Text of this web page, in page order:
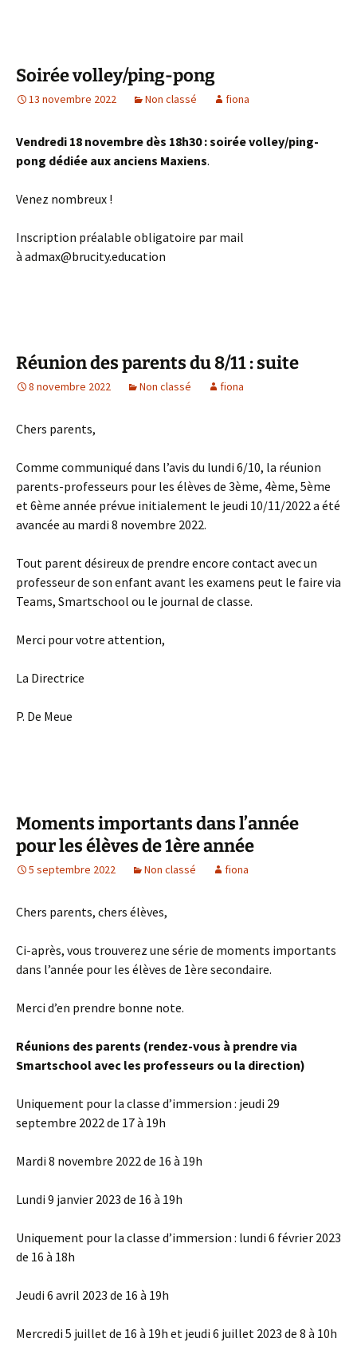
Soirée volley/ping-pong
13 novembre 2022 Non classé fiona
Vendredi 18 novembre dès 18h30 : soirée volley/ping-
pong dédiée aux anciens Maxiens.
Venez nombreux !
Inscription préalable obligatoire par mail
à admax@brucity.education
Réunion des parents du 8/11 : suite
8 novembre 2022 Non classé fiona
Chers parents,
Comme communiqué dans l’avis du lundi 6/10, la réunion
parents-professeurs pour les élèves de 3ème, 4ème, 5ème
et 6ème année prévue initialement le jeudi 10/11/2022 a été
avancée au mardi 8 novembre 2022.
Tout parent désireux de prendre encore contact avec un
professeur de son enfant avant les examens peut le faire via
Teams, Smartschool ou le journal de classe.
Merci pour votre attention,
La Directrice
P. De Meue
Moments importants dans l’année
pour les élèves de 1ère année
5 septembre 2022 Non classé fiona
Chers parents, chers élèves,
Ci-après, vous trouverez une série de moments importants
dans l’année pour les élèves de 1ère secondaire.
Merci d’en prendre bonne note.
Réunions des parents (rendez-vous à prendre via
Smartschool avec les professeurs ou la direction)
Uniquement pour la classe d’immersion : jeudi 29
septembre 2022 de 17 à 19h
Mardi 8 novembre 2022 de 16 à 19h
Lundi 9 janvier 2023 de 16 à 19h
Uniquement pour la classe d’immersion : lundi 6 février 2023
de 16 à 18h
Jeudi 6 avril 2023 de 16 à 19h
Mercredi 5 juillet de 16 à 19h et jeudi 6 juillet 2023 de 8 à 10h